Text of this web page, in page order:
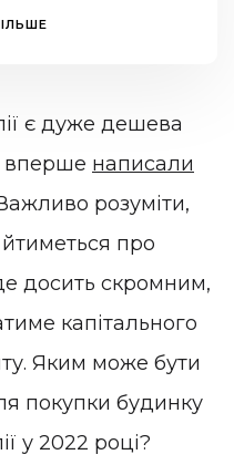
є дуже дешева
вперше написали
розуміти,
про
досить скромним,
капітального
Яким може бути
покупки будинку
у 2022 році?